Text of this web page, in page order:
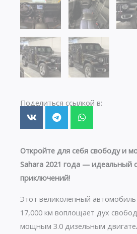
Поделиться ссылкой в:
Откройте для себя свободу и
Sahara 2021 года — идеальный
приключений!
Этот великолепный автомобиль
17,000 км воплощает дух
мощным 3.0 дизельным